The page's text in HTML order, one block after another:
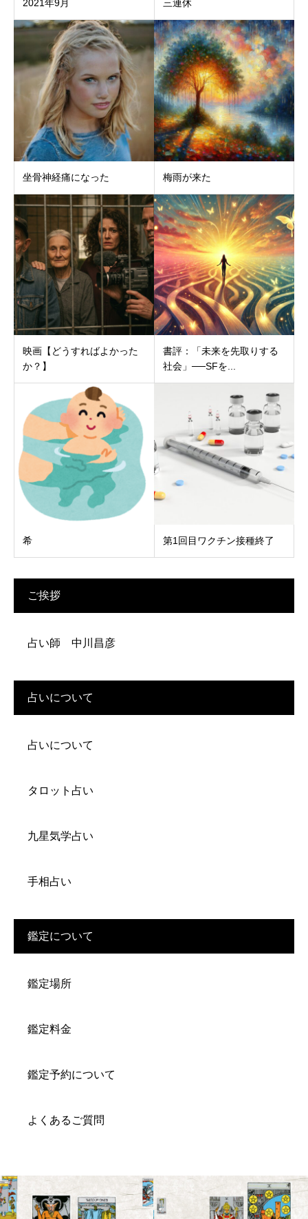
2021年9月 三連休
坐骨神経痛になった 梅雨が来た
映画【どうすればよかった
か？】
書評：「未来を先取りする
社会」──SFを...
希 第1回目ワクチン接種終了
ご挨拶
占い師 中川昌彦
占いについて
占いについて
タロット占い
九星気学占い
手相占い
鑑定について
鑑定場所
鑑定料金
鑑定予約について
よくあるご質問